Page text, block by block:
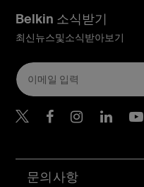
문의사항
Belkin 소식받기
최신뉴스및소식받아보기
Belkin Twitter